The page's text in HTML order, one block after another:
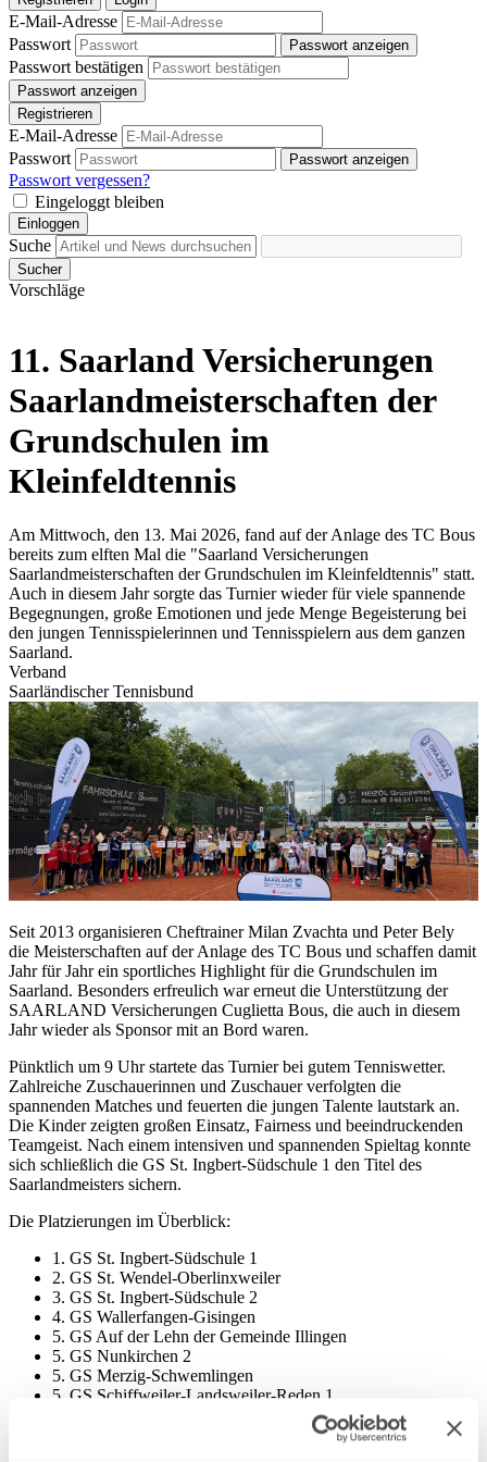
E-Mail-Adresse
Passwort
Passwort anzeigen
Passwort bestätigen
Passwort anzeigen
Registrieren
E-Mail-Adresse
Passwort
Passwort anzeigen
Passwort vergessen?
Eingeloggt bleiben
Einloggen
Suche
Sucher
Vorschläge
11. Saarland Versicherungen
Saarlandmeisterschaften der
Grundschulen im
Kleinfeldtennis
Am Mittwoch, den 13. Mai 2026, fand auf der Anlage des TC Bous
bereits zum elften Mal die "Saarland Versicherungen
Saarlandmeisterschaften der Grundschulen im Kleinfeldtennis" statt.
Auch in diesem Jahr sorgte das Turnier wieder für viele spannende
Begegnungen, große Emotionen und jede Menge Begeisterung bei
den jungen Tennisspielerinnen und Tennisspielern aus dem ganzen
Saarland.
Verband
Saarländischer Tennisbund
Seit 2013 organisieren Cheftrainer Milan Zvachta und Peter Bely
die Meisterschaften auf der Anlage des TC Bous und schaffen damit
Jahr für Jahr ein sportliches Highlight für die Grundschulen im
Saarland. Besonders erfreulich war erneut die Unterstützung der
SAARLAND Versicherungen Cuglietta Bous, die auch in diesem
Jahr wieder als Sponsor mit an Bord waren.
Pünktlich um 9 Uhr startete das Turnier bei gutem Tenniswetter.
Zahlreiche Zuschauerinnen und Zuschauer verfolgten die
spannenden Matches und feuerten die jungen Talente lautstark an.
Die Kinder zeigten großen Einsatz, Fairness und beeindruckenden
Teamgeist. Nach einem intensiven und spannenden Spieltag konnte
sich schließlich die GS St. Ingbert-Südschule 1 den Titel des
Saarlandmeisters sichern.
Die Platzierungen im Überblick:
1. GS St. Ingbert-Südschule 1
2. GS St. Wendel-Oberlinxweiler
3. GS St. Ingbert-Südschule 2
4. GS Wallerfangen-Gisingen
5. GS Auf der Lehn der Gemeinde Illingen
5. GS Nunkirchen 2
5. GS Merzig-Schwemlingen
5. GS Schiffweiler-Landsweiler-Reden 1